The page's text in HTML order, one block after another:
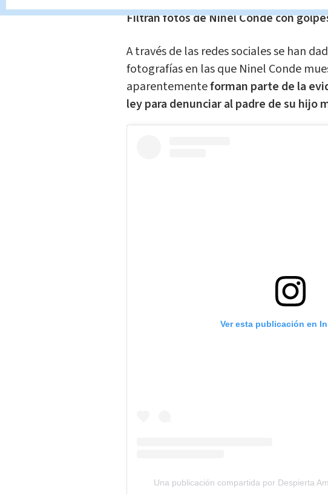
Filtran fotos de Ninel Conde con
A través de las redes sociales se han
fotografías en las que Ninel Conde
aparentementeforman parte de la
ley para denunciar al padre de su hijo
Ver esta publicación en
Una publicación compartida por Despierta